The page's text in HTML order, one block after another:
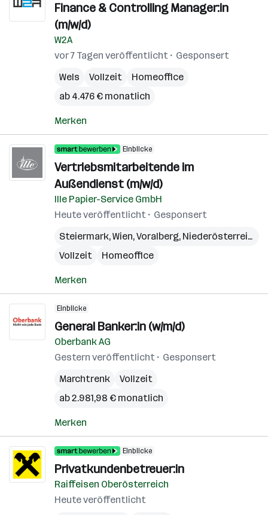
Finance & Controlling Manager:in
(m/w/d)
W2A
vor 7 Tagen veröffentlicht
Gesponsert
Wels
Vollzeit
Homeoffice
ab 4.476 € monatlich
Merken
Einblicke
Vertriebsmitarbeitende im
Außendienst (m/w/d)
Ille Papier-Service GmbH
Heute veröffentlicht
Gesponsert
Steiermark,Wien,Voralberg, Niederösterreich
Vollzeit
Homeoffice
Merken
Einblicke
General Banker:in (w/m/d)
Oberbank AG
Gestern veröffentlicht
Gesponsert
Marchtrenk
Vollzeit
ab 2.981,98 € monatlich
Merken
Einblicke
Privatkundenbetreuer:in
Raiffeisen Oberösterreich
Heute veröffentlicht